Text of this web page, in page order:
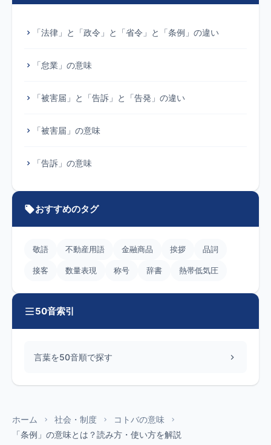
「法律」と「政令」と「省令」と「条例」の違い
「怠業」の意味
「被害届」と「告訴」と「告発」の違い
「被害届」の意味
「告訴」の意味
おすすめのタグ
敬語 不動産用語 金融商品 挨拶 品詞
接客 数量表現 称号 辞書 熱帯低気圧
50音索引
言葉を50音順で探す
ホーム 社会・制度
コトバの意味
「条例」の意味とは？読み方・使い方を解説